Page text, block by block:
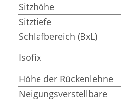
Sitzhöhe
Sitztiefe
Schlafbereich (BxL)
Isofix
Höhe der Rückenlehne
Neigungsverstellbare